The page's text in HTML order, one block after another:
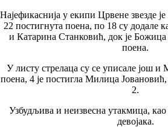
Најефикаснија у екипи Црвене звезде
22 постигнута поена, по 18 су додале
и Катарина Станковић, док је
поена.
У листу стрелаца су се уписале још и
поена, 4 је постигла Милица
2.
Узбудљива и неизвесна утакмица,
девојака.